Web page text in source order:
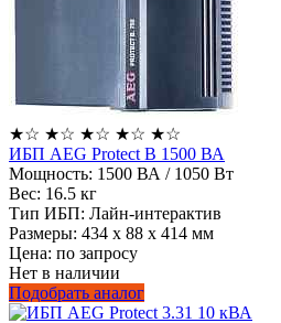
★☆ ★☆ ★☆ ★☆ ★☆
ИБП AEG Protect B 1500 ВА
Мощность: 1500 ВА / 1050 Вт
Вес: 16.5 кг
Тип ИБП: Лайн-интерактив
Размеры: 434 х 88 х 414 мм
Цена: по запросу
Нет в наличии
Подобрать аналог